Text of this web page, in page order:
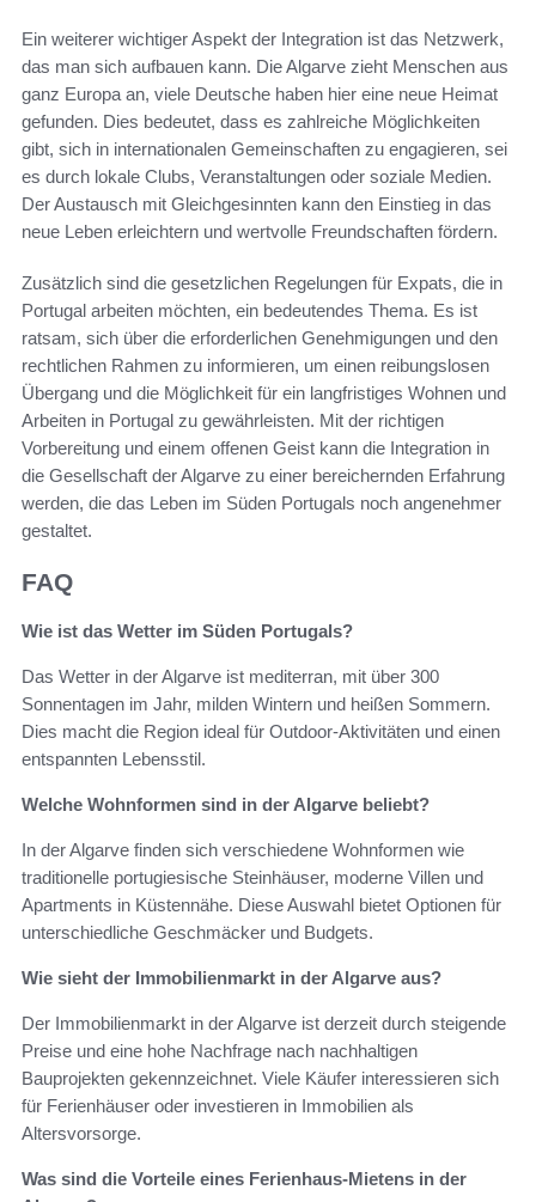
Ein weiterer wichtiger Aspekt der Integration ist das Netzwerk,
das man sich aufbauen kann. Die Algarve zieht Menschen aus
ganz Europa an, viele Deutsche haben hier eine neue Heimat
gefunden. Dies bedeutet, dass es zahlreiche Möglichkeiten
gibt, sich in internationalen Gemeinschaften zu engagieren, sei
es durch lokale Clubs, Veranstaltungen oder soziale Medien.
Der Austausch mit Gleichgesinnten kann den Einstieg in das
neue Leben erleichtern und wertvolle Freundschaften fördern.
Zusätzlich sind die gesetzlichen Regelungen für Expats, die in
Portugal arbeiten möchten, ein bedeutendes Thema. Es ist
ratsam, sich über die erforderlichen Genehmigungen und den
rechtlichen Rahmen zu informieren, um einen reibungslosen
Übergang und die Möglichkeit für ein langfristiges Wohnen und
Arbeiten in Portugal zu gewährleisten. Mit der richtigen
Vorbereitung und einem offenen Geist kann die Integration in
die Gesellschaft der Algarve zu einer bereichernden Erfahrung
werden, die das Leben im Süden Portugals noch angenehmer
gestaltet.
FAQ
Wie ist das Wetter im Süden Portugals?
Das Wetter in der Algarve ist mediterran, mit über 300
Sonnentagen im Jahr, milden Wintern und heißen Sommern.
Dies macht die Region ideal für Outdoor-Aktivitäten und einen
entspannten Lebensstil.
Welche Wohnformen sind in der Algarve beliebt?
In der Algarve finden sich verschiedene Wohnformen wie
traditionelle portugiesische Steinhäuser, moderne Villen und
Apartments in Küstennähe. Diese Auswahl bietet Optionen für
unterschiedliche Geschmäcker und Budgets.
Wie sieht der Immobilienmarkt in der Algarve aus?
Der Immobilienmarkt in der Algarve ist derzeit durch steigende
Preise und eine hohe Nachfrage nach nachhaltigen
Bauprojekten gekennzeichnet. Viele Käufer interessieren sich
für Ferienhäuser oder investieren in Immobilien als
Altersvorsorge.
Was sind die Vorteile eines Ferienhaus-Mietens in der